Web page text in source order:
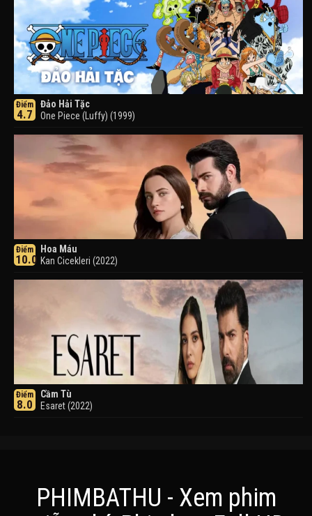
Điểm
4.7
Đảo Hải Tặc
One Piece (Luffy) (1999)
Điểm
10.0
Hoa Máu
Kan Cicekleri (2022)
Điểm
8.0
Cầm Tù
Esaret (2022)
PHIMBATHU - Xem phim